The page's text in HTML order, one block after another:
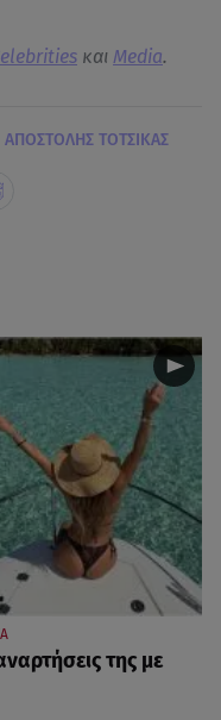
και Media.
ΑΠΟΣΤΟΛΗΣ ΤΟΤΣΙΚΑΣ
της με